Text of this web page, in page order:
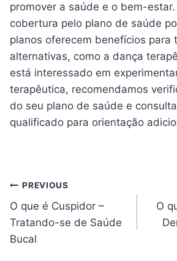
promover a saúde e o bem-estar.
cobertura pelo plano de saúde
planos oferecem benefícios para
alternativas, como a dança
está interessado em
terapêutica, recomendamos
do seu plano de saúde e
qualificado para orientação
Navegação
de
artigos
PREVIOUS
O que é Cuspidor –
Tratando-se de Saúde
Bucal
O